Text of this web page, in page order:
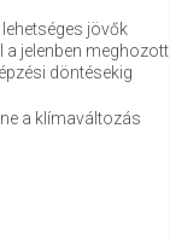
jövők
jelenben meghozott
döntésekig
a klímaváltozás